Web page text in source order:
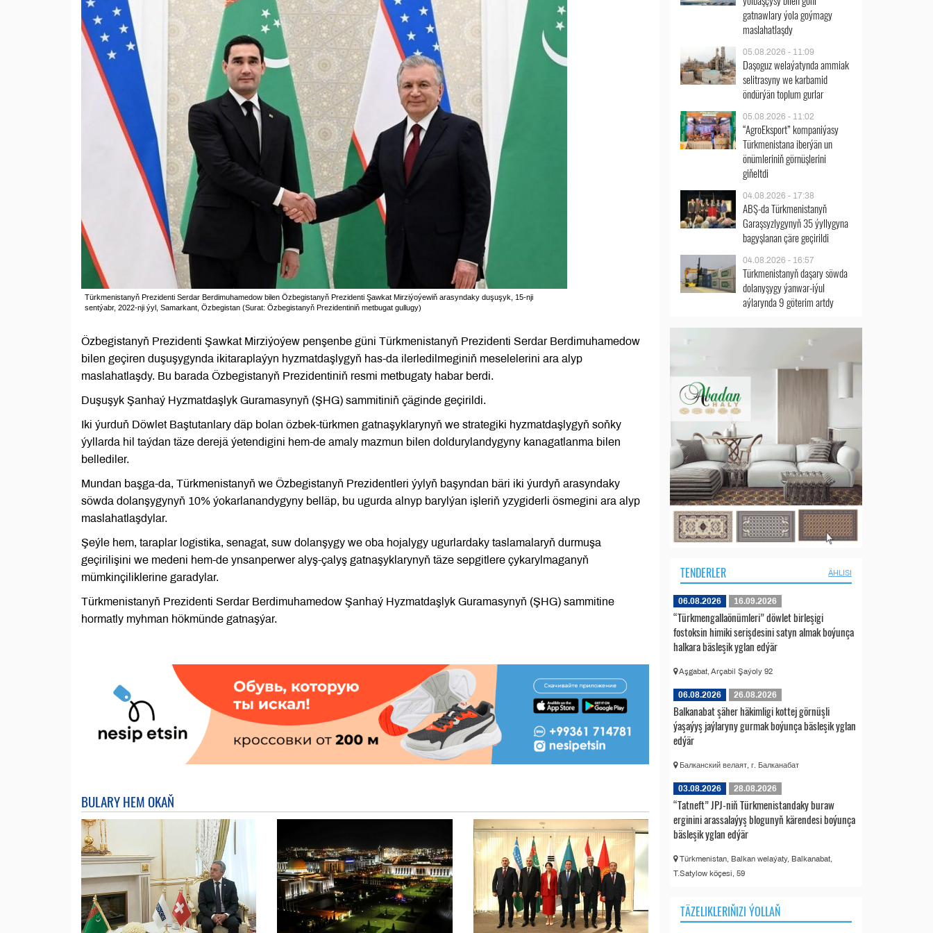
Türkmenistanyň Prezidenti Serdar Berdimuhamedow bilen Özbegistanyň Prezidenti Şawkat Mirziýoýewiň arasyndaky duşuşyk, 15-nji
sentýabr, 2022-nji ýyl, Samarkant, Özbegistan (Surat: Özbegistanyň Prezidentiniň metbugat gullugy)
Özbegistanyň Prezidenti Şawkat Mirziýoýew penşenbe güni Türkmenistanyň Prezidenti Serdar Berdimuhamedow
bilen geçiren duşuşygynda ikitaraplaýyn hyzmatdaşlygyň has-da ilerledilmeginiň meselelerini ara alyp
maslahatlaşdy. Bu barada Özbegistanyň Prezidentiniň resmi metbugaty habar berdi.
Duşuşyk Şanhaý Hyzmatdaşlyk Guramasynyň (ŞHG) sammitiniň çäginde geçirildi.
Iki ýurduň Döwlet Baştutanlary däp bolan özbek-türkmen gatnaşyklarynyň we strategiki hyzmatdaşlygyň soňky
ýyllarda hil taýdan täze derejä ýetendigini hem-de amaly mazmun bilen doldurylandygyny kanagatlanma bilen
bellediler.
Mundan başga-da, Türkmenistanyň we Özbegistanyň Prezidentleri ýylyň başyndan bäri iki ýurdyň arasyndaky
söwda dolanşygynyň 10% ýokarlanandygyny belläp, bu ugurda alnyp barylýan işleriň yzygiderli ösmegini ara alyp
maslahatlaşdylar.
Şeýle hem, taraplar logistika, senagat, suw dolanşygy we oba hojalygy ugurlardaky taslamalaryň durmuşa
geçirilişini we medeni hem-de ynsanperwer alyş-çalyş gatnaşyklarynyň täze sepgitlere çykarylmaganyň
mümkinçiliklerine garadylar.
Türkmenistanyň Prezidenti Serdar Berdimuhamedow Şanhaý Hyzmatdaşlyk Guramasynyň (ŞHG) sammitine
hormatly myhman hökmünde gatnaşýar.
BULARY HEM OKAŇ
gatnawlary ýola goýmagy
maslahatlaşdy
05.08.2026 - 11:09
Daşoguz welaýatynda ammiak
selitrasyny we karbamid
öndürýän toplum gurlar
05.08.2026 - 11:02
“AgroEksport” kompaniýasy
Türkmenistana iberýän un
önümleriniň görnüşlerini
giňeltdi
04.08.2026 - 17:38
ABŞ-da Türkmenistanyň
Garaşsyzlygynyň 35 ýyllygyna
bagyşlanan çäre geçirildi
04.08.2026 - 16:57
Türkmenistanyň daşary söwda
dolanyşygy ýanwar-iýul
aýlarynda 9 göterim artdy
TENDERLER ÄHLISI
06.08.2026 16.09.2026
“Türkmengallaönümleri” döwlet birleşigi
fostoksin himiki serişdesini satyn almak boýunça
halkara bäsleşik yglan edýär
Aşgabat, Arçabil Şaýoly 92
06.08.2026 26.08.2026
Balkanabat şäher häkimligi kottej görnüşli
ýaşaýyş jaýlaryny gurmak boýunça bäsleşik yglan
edýär
Балканский велаят, г. Балканабат
03.08.2026 28.08.2026
“Tatneft” JPJ-niň Türkmenistandaky buraw
erginini arassalaýyş blogunyň kärendesi boýunça
bäsleşik yglan edýär
Türkmenistan, Balkan welaýaty, Balkanabat,
T.Satylow köçesi, 59
TÄZELIKLERIŇIZI ÝOLLAŇ